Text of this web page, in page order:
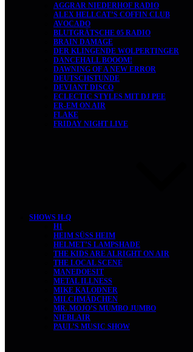
AGGRAR NIEDERHOF RADIO
ALEX HELLCAT’S COFFIN CLUB
AVOCADO
BLUTGRÄTSCHE 05 RADIO
BRAIN DAMAGE
DER KLINGENDE WOLPERTINGER
DANCEHALL BOOOM!
DAWNING OF A NEW ERROR
DEUTSCHSTUNDE
DEVIANT DISCO
ECLECTIC STYLES MIT DJ PEE
ER-EM ON AIR
FLAKE
FRIDAY NIGHT LIVE
SHOWS H-Q
H1
HEIM SÜSS HEIM
HELMET’S LAMPSHADE
THE KIDS ARE ALRIGHT ON AIR
THE LOCAL SCENE
MANEDOESIT
METAL ILLNESS
MIKE KALODNER
MILCHMÄDCHEN
MR. MOJO’S MUMBO JUMBO
NIEBLAIR
PAUL’S MUSIC SHOW